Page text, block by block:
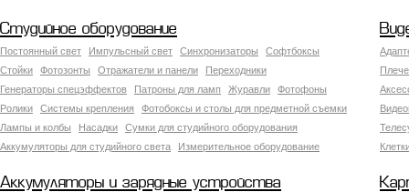
Студийное оборудование
Постоянный свет Импульсный свет Синхронизаторы
Софтбоксы
Стойки
Фотозонты Отражатели и панели
Переходники
Генераторы спецэффектов
Патроны для ламп Журавли
Фотофоны
Ролики
Системы крепления
Фотобоксы и столы для предметной съемки
Лампы и колбы
Насадки
Сумки для студийного оборудования
Аккумуляторы для студийного света
Измерительное оборудование
Аккумуляторы и зарядные устройства